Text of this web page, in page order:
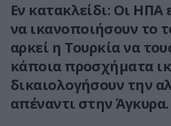
Εν κατακλείδι: Οι ΗΠΑ
να ικανοποιήσουν το
αρκεί η Τουρκία να
κάποια προσχήματα
δικαιολογήσουν την
απέναντι στην Άγκυρα.